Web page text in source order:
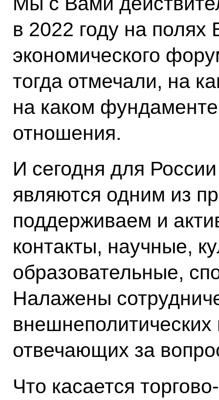
в 2022 году на полях
экономического
тогда отмечали, на
на каком
отношения.
И сегодня для
являются одним из
поддерживаем и
контакты, научные,
образовательные,
Налажены
внешнеполитических
отвечающих за
Что касается